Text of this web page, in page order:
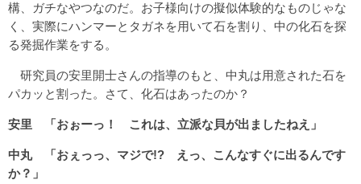
構、ガチなやつなのだ。お子様向けの擬似体験的なものじゃな
く、実際にハンマーとタガネを用いて石を割り、中の化石を探
る発掘作業をする。
研究員の安里開士さんの指導のもと、中丸は用意された石を
パカッと割った。さて、化石はあったのか？
安里 「おぉーっ！ これは、立派な貝が出ましたねえ」
中丸 「おぇっっ、マジで!? えっ、こんなすぐに出るんです
か？」